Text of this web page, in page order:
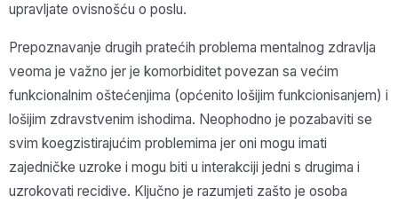
upravljate ovisnošću o poslu.
Prepoznavanje drugih pratećih problema mentalnog zdravlja
veoma je važno jer je komorbiditet povezan sa većim
funkcionalnim oštećenjima (općenito lošijim funkcionisanjem) i
lošijim zdravstvenim ishodima. Neophodno je pozabaviti se
svim koegzistirajućim problemima jer oni mogu imati
zajedničke uzroke i mogu biti u interakciji jedni s drugima i
uzrokovati recidive. Ključno je razumjeti zašto je osoba